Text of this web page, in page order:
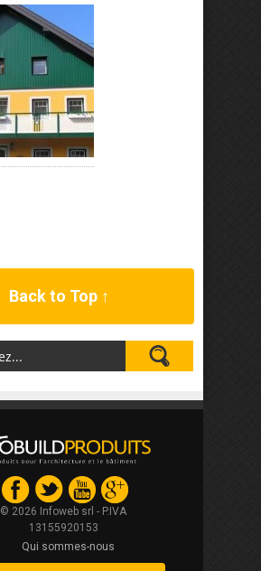
Back to Top ↑
© 2026 Infoweb srl - P.IVA
13155920153
Qui sommes-nous